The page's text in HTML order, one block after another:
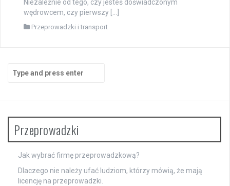
Niezależnie od tego, czy jesteś doświadczonym
wędrowcem, czy pierwszy […]
Przeprowadzki i transport
Search
for:
Przeprowadzki
Jak wybrać firmę przeprowadzkową?
Dlaczego nie należy ufać ludziom, którzy mówią, że mają
licencję na przeprowadzki.